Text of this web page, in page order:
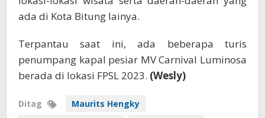
ada di Kota Bitung lainya.
Terpantau saat ini, ada beberapa turis
penumpang kapal pesiar MV Carnival Luminosa
berada di lokasi FPSL 2023. (Wesly)
Ditag
Maurits Hengky